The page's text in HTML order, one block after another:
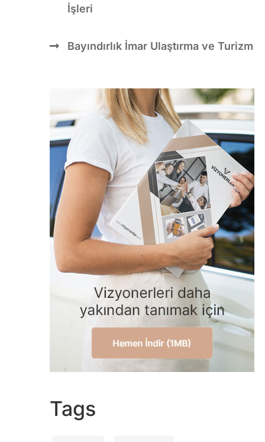
İşleri
Bayındırlık İmar Ulaştırma ve Turizm
Tags